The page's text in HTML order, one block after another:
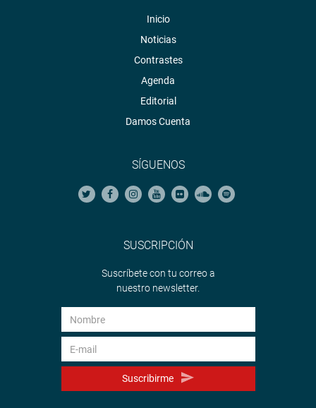
Inicio
Noticias
Contrastes
Agenda
Editorial
Damos Cuenta
SÍGUENOS
SUSCRIPCIÓN
Suscríbete con tu correo a
nuestro newsletter.
Suscribirme